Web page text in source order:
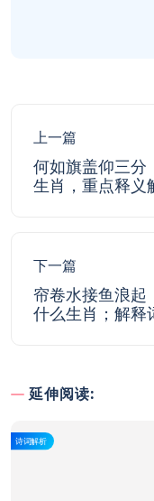
上一篇
何如旗盖仰三分
生肖，重点释义
下一篇
帘卷水接鱼浪起
什么生肖；解释
延伸阅读:
诗词解析